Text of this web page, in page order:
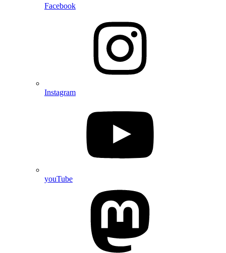
Facebook
Instagram
youTube